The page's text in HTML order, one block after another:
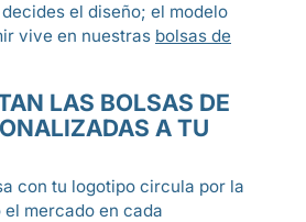
el diseño; el modelo
vive en nuestras bolsas de
LAS BOLSAS DE
A TU
con tu logotipo circula por la
mercado en cada